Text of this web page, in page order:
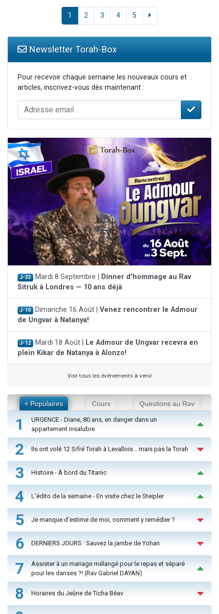
1 2 3 4 5
Newsletter Torah-Box
Pour recevoir chaque semaine les nouveaux cours et
articles, inscrivez-vous dès maintenant :
J-33 Mardi 8 Septembre |
Dinner d'hommage au Rav
Sitruk à Londres — 10 ans déjà
J-10 Dimanche 16 Août | Venez rencontrer le Admour
de Ungvar à Natanya!
J-12 Mardi 18 Août |
Le Admour de Ungvar recevra en
plein Kikar de Natanya à Alonzo!
Voir tous les événements à venir
+ Populaires Cours Questions au Rav
1
URGENCE - Diane, 80 ans, en danger dans un
appartement insalubre
2 Ils ont volé 12 Sifré Torah à Levallois… mais pas la Torah
3 Histoire - À bord du Titanic
4 L'édito de la semaine - En visite chez le Steipler
5 Je manque d'estime de moi, comment y remédier ?
6 DERNIERS JOURS : Sauvez la jambe de Yohan
7
Assister à un mariage mélangé pour le repas et séparé
pour les danses ?! (Rav Gabriel DAYAN)
8 Horaires du Jeûne de Ticha Béav